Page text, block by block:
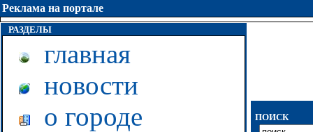
Реклама на портале
РАЗДЕЛЫ
главная
новости
о городе
ПОИСК